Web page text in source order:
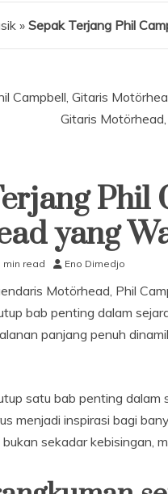
» Sepak Terjang Phil
Gitaris
yang
min read Eno Dimedjo
Motörhead, Phil
bab penting dalam
panjang penuh
satu bab penting
menjadi inspirasi bagi
sekadar kebisingan,